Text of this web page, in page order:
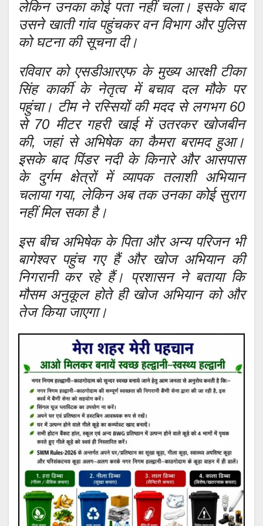
लेकिन उनका कोई पता नहीं चला। इसके बाद
उसने खाती गांव पहुंचकर वन विभाग और पुलिस
को घटना की सूचना दी।
रविवार को एसडीआरएफ के मुख्य आरक्षी टीका
सिंह कार्की के नेतृत्व में बचाव दल मौके पर
पहुंचा। टीम ने रस्सियों की मदद से लगभग 60
से 70 मीटर गहरी खाई में उतरकर खोजबीन
की, जहां से अभिषेक का कैमरा बरामद हुआ।
इसके बाद पिंडर नदी के किनारे और आसपास
के दुर्गम क्षेत्रों में व्यापक तलाशी अभियान
चलाया गया, लेकिन अब तक उनका कोई सुराग
नहीं मिल सका है।
इस बीच अभिषेक के पिता और अन्य परिजन भी
बागेश्वर पहुंच गए हैं और खोज अभियान की
निगरानी कर रहे हैं। प्रशासन ने बताया कि
मौसम अनुकूल होते ही खोज अभियान को और
तेज किया जाएगा।